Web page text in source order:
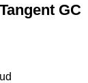
GC